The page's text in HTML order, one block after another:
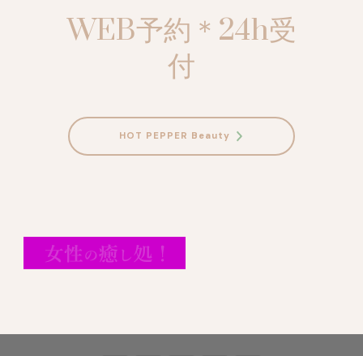
WEB予約＊24h受
付
HOT PEPPER Beauty